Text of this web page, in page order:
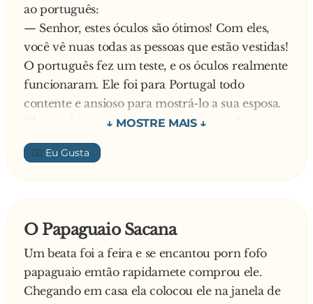
exame. Como ganhei uma pontuação de 150%?
O professor respondeu:
— Eu te dei 50% por desmontar perfeitamente
o motor do carro. Eu dei outros 50% para
perfeitamente remontar o motor. No final te dei
mais 50% por ter feito tudo através do cano de
descarga.
ao português:
— Senhor, estes óculos são ótimos! Com eles,
você vê nuas todas as pessoas que estão vestidas!
O português fez um teste, e os óculos realmente
funcionaram. Ele foi para Portugal todo
contente e ansioso para mostrá-lo a sua esposa.
Chegando em sua casa, o português colocou os
óculos e, lógico, viu sua esposa e seu vizinho
sentados no sofá pelados. Ele então retirou os
óculos, mas eles continuaram nus. Então ele
falou:
👍🏼
O Papaguaio Sacana
Um beata foi a feira e se encantou porn fofo
papaguaio emtão rapidamete comprou ele.
Chegando em casa ela colocou ele na janela de